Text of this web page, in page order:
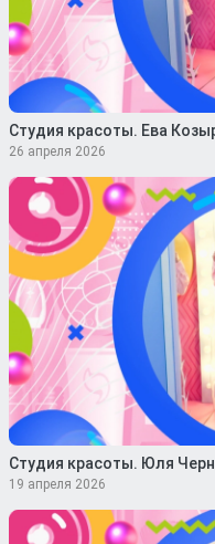
Студия красоты. Ева
26 апреля 2026
Студия красоты. Юля
19 апреля 2026